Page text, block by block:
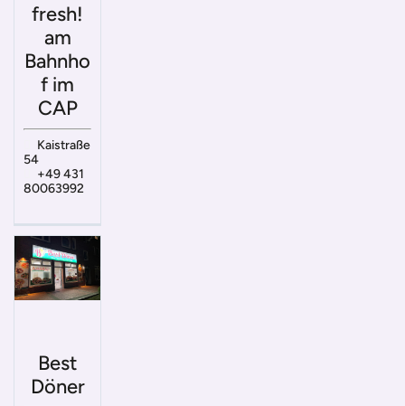
fresh!
am
Bahnho
f im
CAP
Kaistraße
54
+49 431
80063992
Best
Döner